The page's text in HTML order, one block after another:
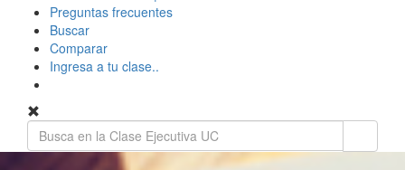
Preguntas frecuentes
Buscar
Comparar
Ingresa a tu clase..